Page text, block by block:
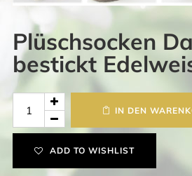
Plüschsocken
bestickt
Plüschsocken
IN DEN
ADD TO WISHLIST